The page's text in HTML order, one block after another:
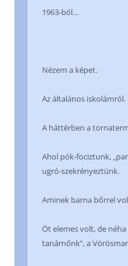
1963-ból…
Nézem a képet.
Az általános iskolámról.
A háttérben a
Ahol pók-fociztunk,
ugró-szekrényeztünk.
Aminek barna bőrrel
Öt elemes volt, de
tanárnőnk”, a